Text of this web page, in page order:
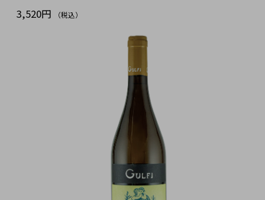
3,520円
（税込）